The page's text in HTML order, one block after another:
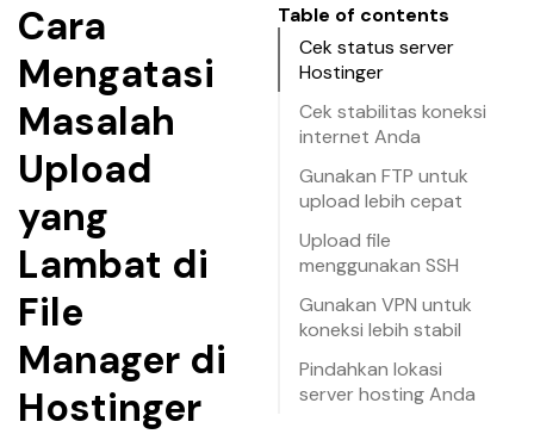
Cara
Mengatasi
Masalah
Upload
yang
Lambat di
File
Manager di
Hostinger
Table of contents
Cek status server
Hostinger
Cek stabilitas koneksi
internet Anda
Gunakan FTP untuk
upload lebih cepat
Upload file
menggunakan SSH
Gunakan VPN untuk
koneksi lebih stabil
Pindahkan lokasi
server hosting Anda